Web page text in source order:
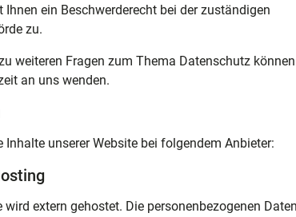
Ihnen ein Beschwerderecht bei der zuständigen
zu.
weiteren Fragen zum Thema Datenschutz können
an uns wenden.
Inhalte unserer Website bei folgendem Anbieter:
wird extern gehostet. Die personenbezogenen